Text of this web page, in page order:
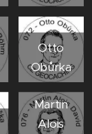
Otto
Obůrka
Martin
Alois